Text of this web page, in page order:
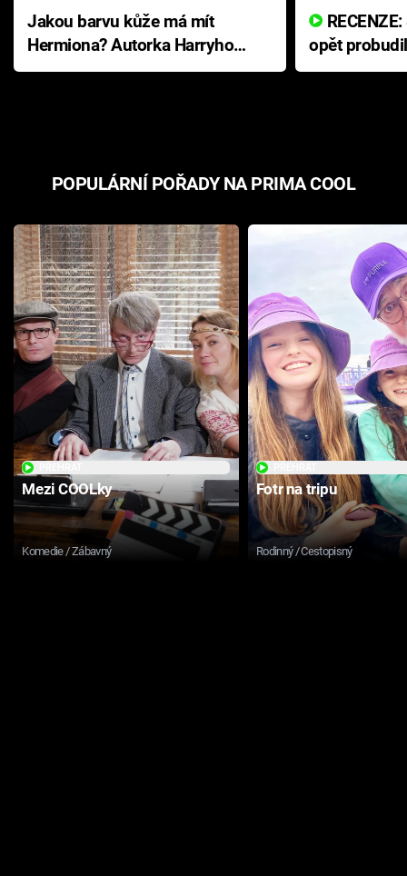
Jakou barvu kůže má mít
Hermiona? Autorka Harryho
Pottera přišla s ráznou
opět
přichází s
POPULÁRNÍ POŘADY NA PRIMA COOL
Mezi COOLky
Komedie / Zábavný
Fotr na tripu
Rodinný / Cestopisný